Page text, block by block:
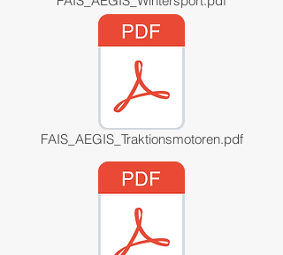
FAIS_AEGIS_Traktionsmotoren.pdf